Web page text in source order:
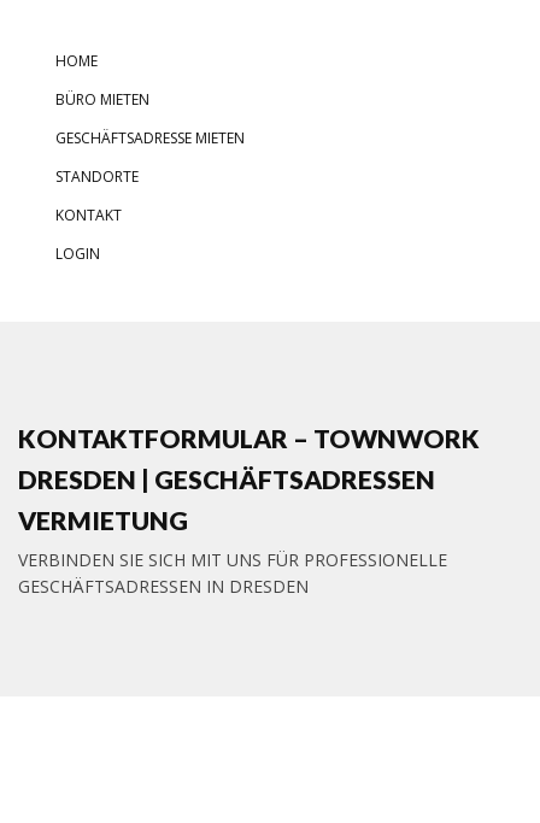
HOME
BÜRO MIETEN
GESCHÄFTSADRESSE MIETEN
STANDORTE
KONTAKT
LOGIN
KONTAKTFORMULAR – TOWNWORK
DRESDEN | GESCHÄFTSADRESSEN
VERMIETUNG
VERBINDEN SIE SICH MIT UNS FÜR PROFESSIONELLE
GESCHÄFTSADRESSEN IN DRESDEN